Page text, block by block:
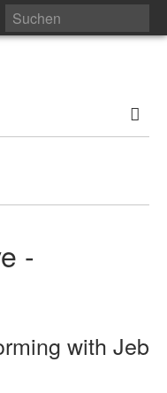
-
with Jeb